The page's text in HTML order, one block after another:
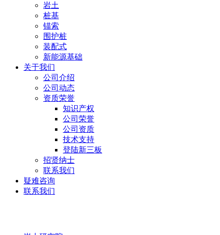
岩土
桩基
锚索
围护桩
装配式
新能源基础
关于我们
公司介绍
公司动态
资质荣誉
知识产权
公司荣誉
公司资质
技术支持
登陆新三板
招贤纳士
联系我们
疑难咨询
联系我们